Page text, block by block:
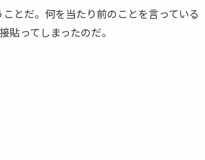
ことだ。何を当たり前のことを言っている
ってしまったのだ。